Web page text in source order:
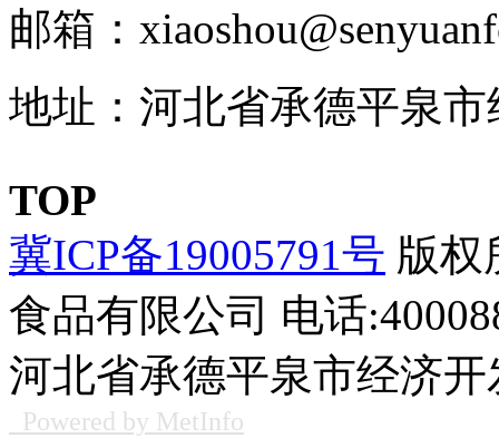
邮箱：
地址：河北省承德平泉
TOP
冀ICP备19005791号 版权
食品有限公司 电话
河北省承德平泉市经济开
Powered by MetInfo